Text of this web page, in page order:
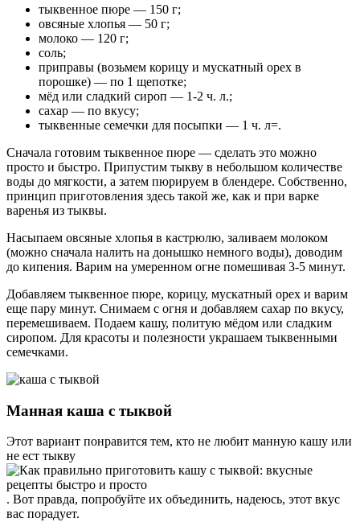
тыквенное пюре — 150 г;
овсяные хлопья — 50 г;
молоко — 120 г;
соль;
приправы (возьмем корицу и мускатный орех в
порошке) — по 1 щепотке;
мёд или сладкий сироп — 1-2 ч. л.;
сахар — по вкусу;
тыквенные семечки для посыпки — 1 ч. л=.
Сначала готовим тыквенное пюре — сделать это можно
просто и быстро. Припустим тыкву в небольшом количестве
воды до мягкости, а затем пюрируем в блендере. Собственно,
принцип приготовления здесь такой же, как и при варке
варенья из тыквы.
Насыпаем овсяные хлопья в кастрюлю, заливаем молоком
(можно сначала налить на донышко немного воды), доводим
до кипения. Варим на умеренном огне помешивая 3-5 минут.
Добавляем тыквенное пюре, корицу, мускатный орех и варим
еще пару минут. Снимаем с огня и добавляем сахар по вкусу,
перемешиваем. Подаем кашу, политую мёдом или сладким
сиропом. Для красоты и полезности украшаем тыквенными
семечками.
Манная каша с тыквой
Этот вариант понравится тем, кто не любит манную кашу или
не ест тыкву
. Вот правда, попробуйте их объединить, надеюсь, этот вкус
вас порадует.